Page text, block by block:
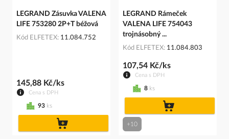
LEGRAND Zásuvka VALENA
LIFE 753280 2P+T béžová
Kód ELFETEX 11.084.752
Cena s DPH
145,88 Kč/ks
93 ks
LEGRAND Rámeček
VALENA LIFE 754043
trojnásobný ...
Kód ELFETEX 11.084.803
Cena s DPH
107,54 Kč/ks
8 ks
+10